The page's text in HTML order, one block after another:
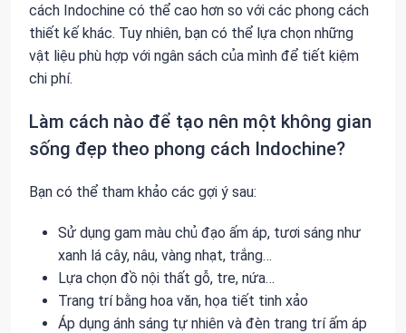
cách Indochine có thể cao hơn so với các phong cách
thiết kế khác. Tuy nhiên, bạn có thể lựa chọn những
vật liệu phù hợp với ngân sách của mình để tiết kiệm
chi phí.
Làm cách nào để tạo nên một không gian
sống đẹp theo phong cách Indochine?
Bạn có thể tham khảo các gợi ý sau:
Sử dụng gam màu chủ đạo ấm áp, tươi sáng như
xanh lá cây, nâu, vàng nhạt, trắng…
Lựa chọn đồ nội thất gỗ, tre, nứa…
Trang trí bằng hoa văn, họa tiết tinh xảo
Áp dụng ánh sáng tự nhiên và đèn trang trí ấm áp